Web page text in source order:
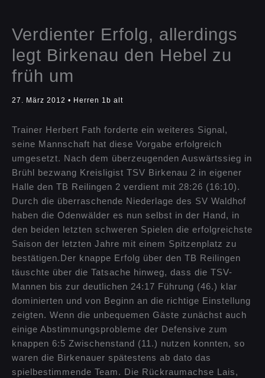
Verdienter Erfolg, allerdings
legt Birkenau den Hebel zu
früh um
27. März 2012 • Herren 1b alt
Trainer Herbert Fath forderte ein weiteres Signal,
seine Mannschaft hat diese Vorgabe erfolgreich
umgesetzt. Nach dem überzeugenden Auswärtssieg in
Brühl bezwang Kreisligist TSV Birkenau 2 in eigener
Halle den TB Reilingen 2 verdient mit 28:26 (16:10).
Durch die überraschende Niederlage des SV Waldhof
haben die Odenwälder es nun selbst in der Hand, in
den beiden letzten schweren Spielen die erfolgreichste
Saison der letzten Jahre mit einem Spitzenplatz zu
bestätigen. Der knappe Erfolg über den TB Reilingen
täuschte über die Tatsache hinweg, dass die TSV-
Mannen bis zur deutlichen 24:17 Führung (46.) klar
dominierten und von Beginn an die richtige Einstellung
zeigten. Wenn die unbequemen Gäste zunächst auch
einige Abstimmungsprobleme der Defensive zum
knappen 6:5 Zwischenstand (11.) nutzen konnten, so
waren die Birkenauer spätestens ab dato das
spielbestimmende Team. Die Rückraumachse Lais,